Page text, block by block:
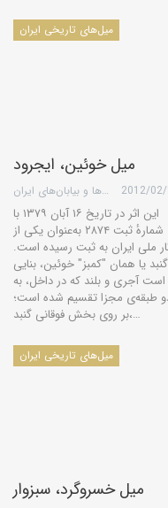
میل‌های تاریخی ایران
میل خوئین، ایجرود
گروه کویرها و بیابان‌های ایران 2012/
این اثر در تاریخ ۱۶ آبان ۱۳۷۹ با
شمارهٔ ثبت ۲۸۷۴ به‌عنوان یکی از
ملی ایران به ثبت رسیده است.
گنبد یا همان "كمبز" خوئین، بنایی
است آجری و بلند كه در داخل، به
طبقه‌ی مجزا تقسیم شده است؛
بر روی بخش فوقانی گنبد،…
میل‌های تاریخی ایران
میل خسروگرد، سبزوار